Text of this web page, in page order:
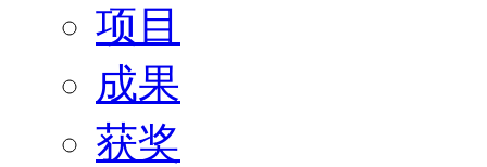
项目
成果
获奖